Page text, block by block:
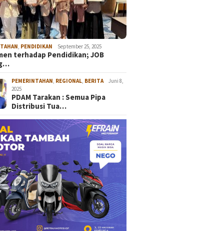
, PENDIDIKAN September 25, 2025
terhadap Pendidikan; JOB
PEMERINTAHAN, REGIONAL, BERITA
Juni 8,
2025
PDAM Tarakan : Semua Pipa
Distribusi Tua…